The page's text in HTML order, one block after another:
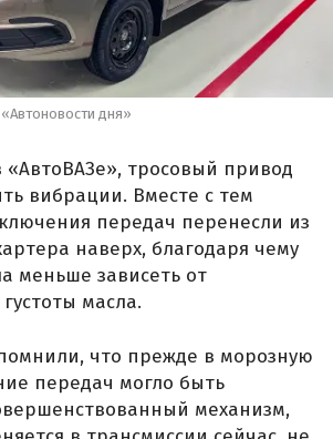
дня»
«АвтоВАЗе», тросовый привод
вибрации. Вместе с тем
передач перенесли из
наверх, благодаря чему
меньше зависеть от
масла.
что прежде в морозную
передач могло быть
механизм,